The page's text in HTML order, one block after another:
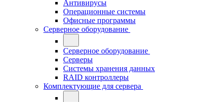
Антивирусы
Операционные системы
Офисные программы
Серверное оборудование
Серверное оборудование
Серверы
Системы хранения данных
RAID контроллеры
Комплектующие для сервера